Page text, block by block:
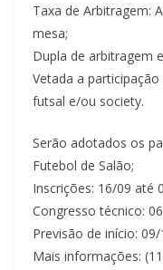
Taxa de Arbitragem:
mesa;
Dupla de arbitragem
Vetada a
futsal e/ou society.
Serão adotados os
Futebol de Salão;
Inscrições: 16/09 até
Congresso técnico:
Previsão de início: 09/
Mais informações: